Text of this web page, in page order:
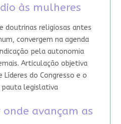
às mulheres
doutrinas religiosas antes
convergem na agenda
pela autonomia
Articulação objetiva
Líderes do Congresso e o
legislativa
onde avançam as